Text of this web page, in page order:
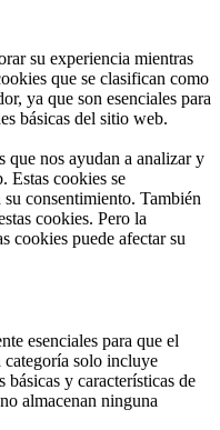
su experiencia mientras
que se clasifican como
ya que son esenciales para
básicas del sitio web.
que nos ayudan a analizar y
Estas cookies se
consentimiento. También
cookies. Pero la
cookies puede afectar su
esenciales para que el
solo incluye
y características de
almacenan ninguna